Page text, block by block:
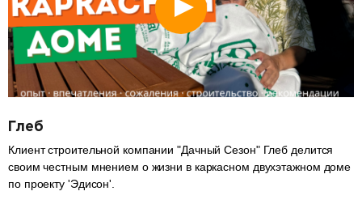
Глеб
Клиент строительной компании "Дачный Сезон" Глеб делится
своим честным мнением о жизни в каркасном двухэтажном доме
по проекту 'Эдисон'.